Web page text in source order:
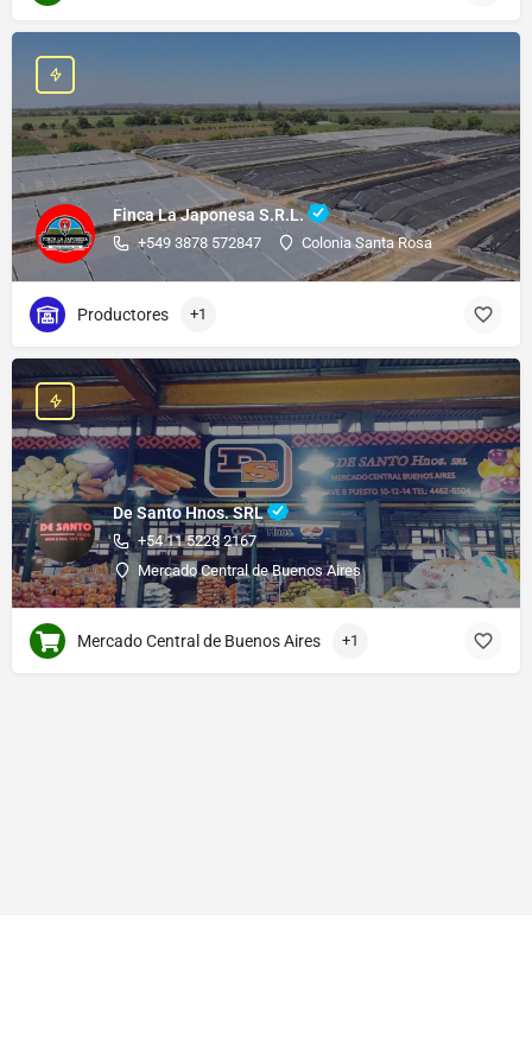
Finca La Japonesa S.R.L.
+549 3878 572847 Colonia Santa Rosa
Productores +1
De Santo Hnos. SRL
+54 11 5228 2167
Mercado Central de Buenos Aires
Mercado Central de Buenos Aires +1